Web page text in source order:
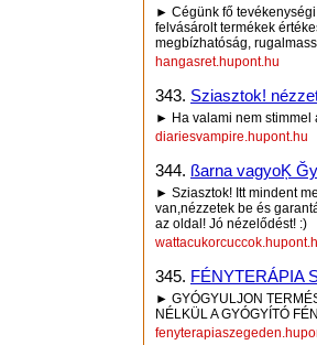
► Cégünk fő
felvásárolt termékek
megbízhatóság,
hangasret.hupont.hu
343. Sziasztok!
► Ha valami nem stimmel
diariesvampire.hupont.hu
344. ßarna vagyoĶ
► Sziasztok! Itt mindent
van,nézzetek be és
az oldal! Jó nézelődést! :)
345. FÉNYTERÁPIA
► GYÓGYULJON
NÉLKÜL A GYÓGYÍTÓ